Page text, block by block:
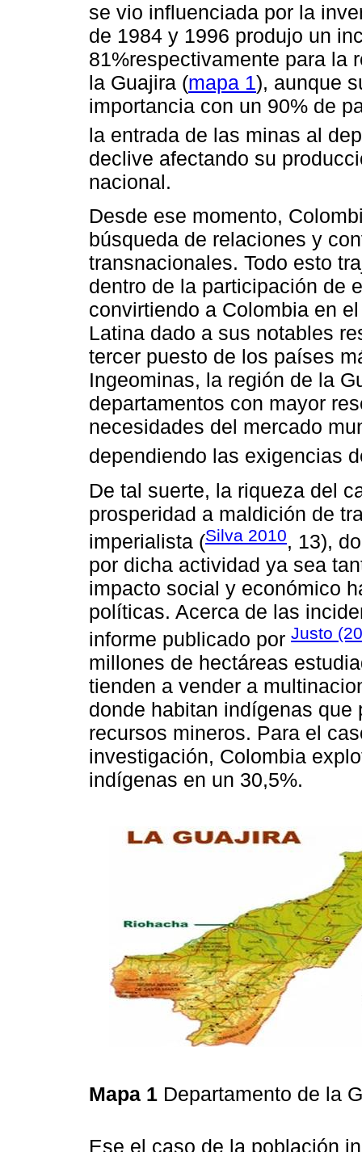
se vio influenciada por la
de 1984 y 1996 produjo un
81%respectivamente para la
la Guajira (mapa 1), aunque
importancia con un 90% de
la entrada de las minas al
declive afectando su
nacional.
Desde ese momento,
búsqueda de relaciones y
transnacionales. Todo esto
dentro de la participación de
convirtiendo a Colombia en
Latina dado a sus notables
tercer puesto de los países
Ingeominas, la región de la
departamentos con mayor
necesidades del mercado
dependiendo las exigencias
De tal suerte, la riqueza del
prosperidad a maldición de
imperialista (Silva 2010, 13),
por dicha actividad ya sea
impacto social y económico
políticas. Acerca de las
informe publicado por Justo
millones de hectáreas
tienden a vender a
donde habitan indígenas
recursos mineros. Para el
investigación, Colombia
indígenas en un 30,5%.
Mapa 1 Departamento de la
Ese el caso de la población